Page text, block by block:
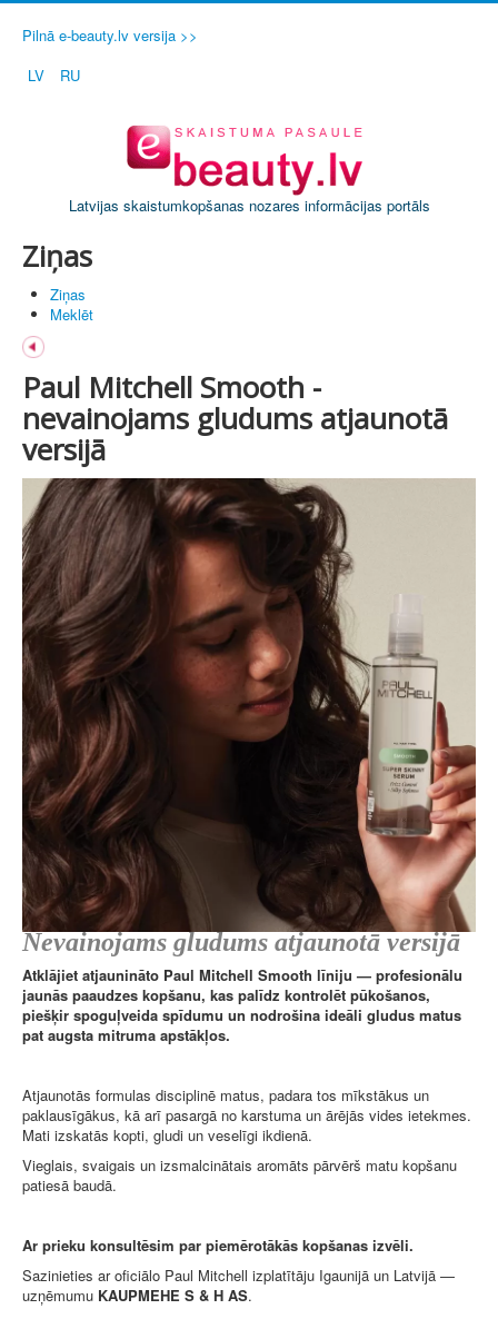
Pilnā e-beauty.lv versija >>
LV
RU
Latvijas skaistumkopšanas nozares informācijas portāls
Ziņas
Ziņas
Meklēt
Paul Mitchell Smooth -
nevainojams gludums atjaunotā
versijā
Nevainojams gludums atjaunotā versijā
Atklājiet atjaunināto Paul Mitchell Smooth līniju — profesionālu
jaunās paaudzes kopšanu, kas palīdz kontrolēt pūkošanos,
piešķir spoguļveida spīdumu un nodrošina ideāli gludus matus
pat augsta mitruma apstākļos.
Atjaunotās formulas disciplinē matus, padara tos mīkstākus un
paklausīgākus, kā arī pasargā no karstuma un ārējās vides ietekmes.
Mati izskatās kopti, gludi un veselīgi ikdienā.
Vieglais, svaigais un izsmalcinātais aromāts pārvērš matu kopšanu
patiesā baudā.
Ar prieku konsultēsim par piemērotākās kopšanas izvēli.
Sazinieties ar oficiālo Paul Mitchell izplatītāju Igaunijā un Latvijā —
uzņēmumu KAUPMEHE S & H AS.